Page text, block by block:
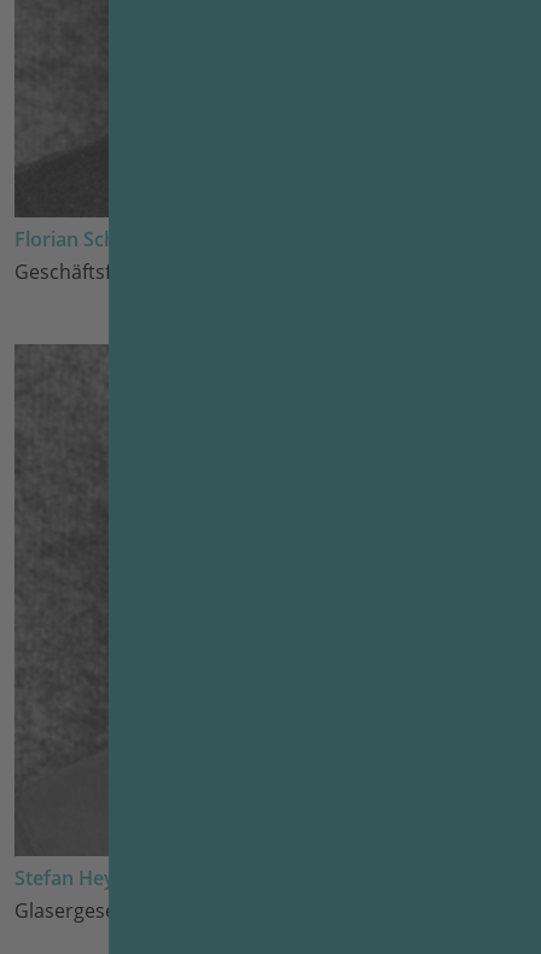
Florian Schönemann
Geschäftsführer seit Juli 2022
Stefan Heyes
Glasergeselle seit 2002